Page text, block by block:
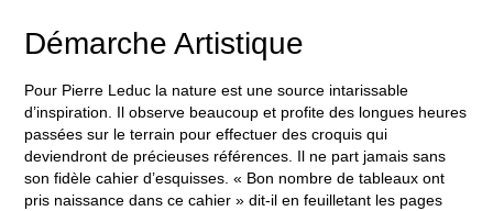
Démarche Artistique
Pour Pierre Leduc la nature est une source intarissable
d’inspiration. Il observe beaucoup et profite des longues heures
passées sur le terrain pour effectuer des croquis qui
deviendront de précieuses références. Il ne part jamais sans
son fidèle cahier d’esquisses. « Bon nombre de tableaux ont
pris naissance dans ce cahier » dit-il en feuilletant les pages